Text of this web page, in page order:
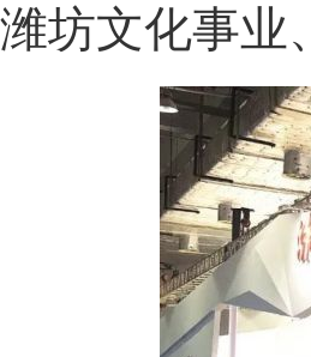
潍坊文化事业